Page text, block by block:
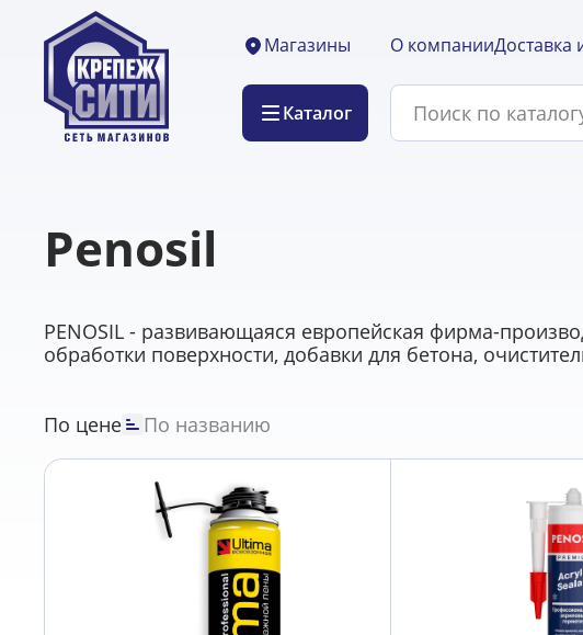
Магазины
Каталог
О компанииДоставка
Penosil
PENOSIL - развивающаяся европейская фирма-
обработки поверхности, добавки для бетона,
По цене По названию